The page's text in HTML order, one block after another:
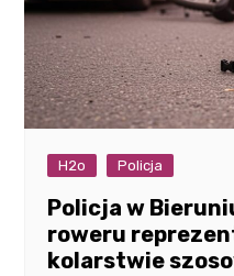
H2o Policja
Policja w
roweru
kolarstwie